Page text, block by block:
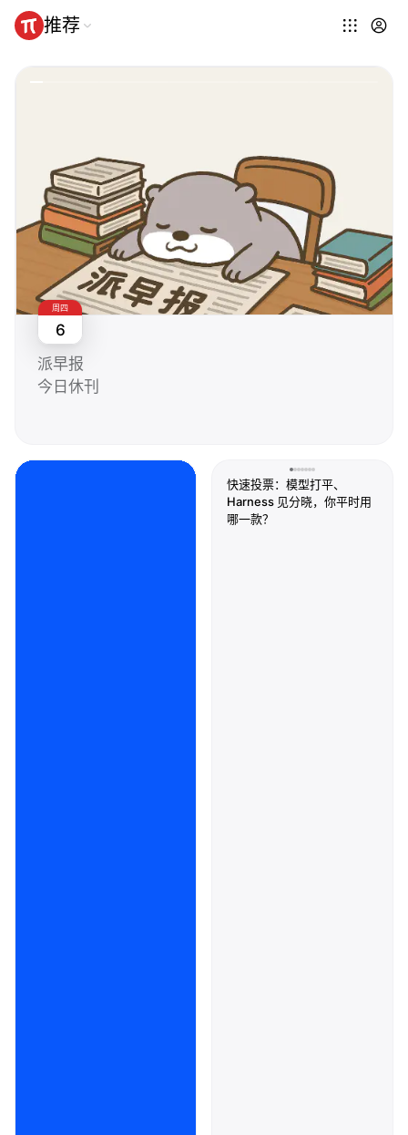
推荐
派早报
今日休刊
周四
6
快速投票：模型打平、
Harness 见分晓，你平时用
哪一款？